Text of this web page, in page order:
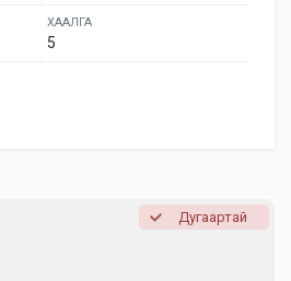
Дугаартай
ХААЛГА
5